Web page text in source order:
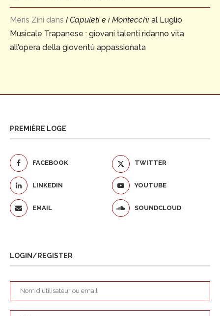
Meris Zini dans I Capuleti e i Montecchi al Luglio
Musicale Trapanese : giovani talenti ridanno vita
all’opera della gioventù appassionata
PREMIÈRE LOGE
FACEBOOK TWITTER
LINKEDIN YOUTUBE
EMAIL SOUNDCLOUD
LOGIN/REGISTER